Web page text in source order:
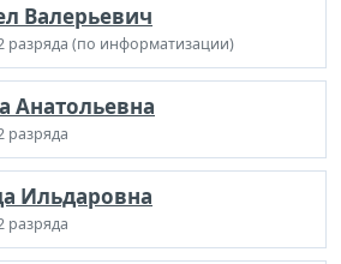
Валерьевич
разряда (по информатизации)
Анатольевна
разряда
Ильдаровна
разряда